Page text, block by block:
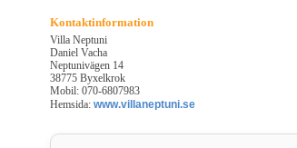
Kontaktinformation
Villa Neptuni
Daniel Vacha
Neptunivägen 14
38775 Byxelkrok
Mobil: 070-6807983
Hemsida: www.villaneptuni.se